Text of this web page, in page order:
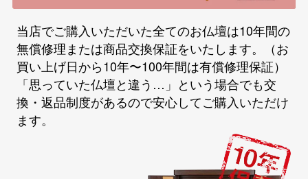
当店でご購入いただいた全てのお仏壇は10年間の
無償修理または商品交換保証をいたします。（お
買い上げ日から10年〜100年間は有償修理保証）
「思っていた仏壇と違う…」という場合でも交
換・返品制度があるので安心してご購入いただけ
ます。